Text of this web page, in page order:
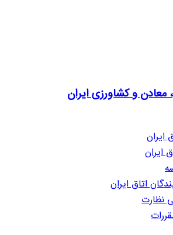
معادن و کشاورزی ایران
ایران
ایران
اتاق ایران
نظارت